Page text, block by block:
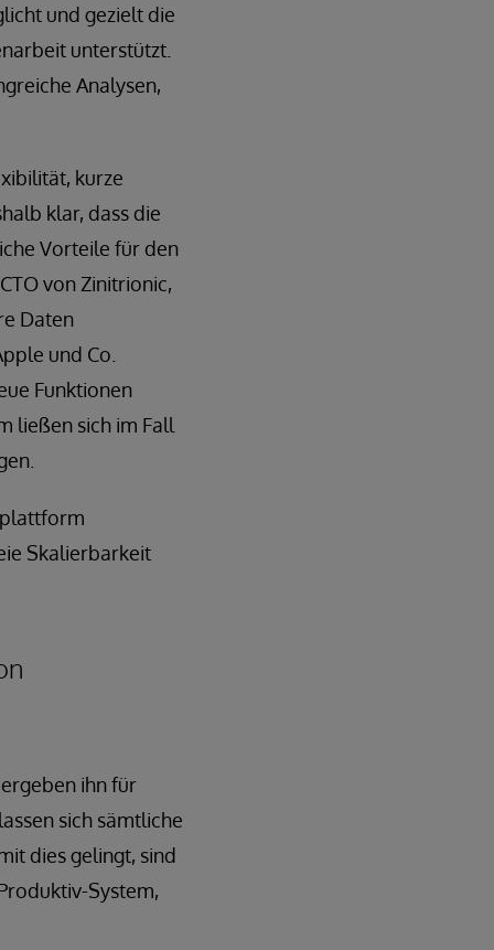
und gezielt die
unterstützt.
Analysen,
kurze
klar, dass die
Vorteile für den
von Zinitrionic,
Daten
und Co.
Funktionen
ließen sich im Fall
Skalierbarkeit
ihn für
sich sämtliche
dies gelingt, sind
System,